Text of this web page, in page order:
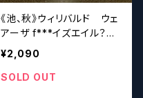
《池、秋》ウィリバルド ウェ
アーザ f***イズエイル？
Wiilibald Where the f**
* is Ayr?【クラフトビール】
¥2,090
SOLD OUT